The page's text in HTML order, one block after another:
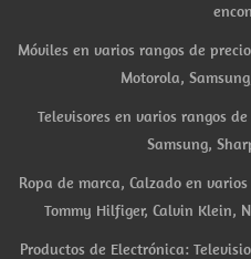
Móviles en varios rangos de
Motorola,
Televisores en varios rangos
Samsung,
Ropa de marca, Calzado en
Tommy Hilfiger, Calvin Klein,
Productos de Electrónica: